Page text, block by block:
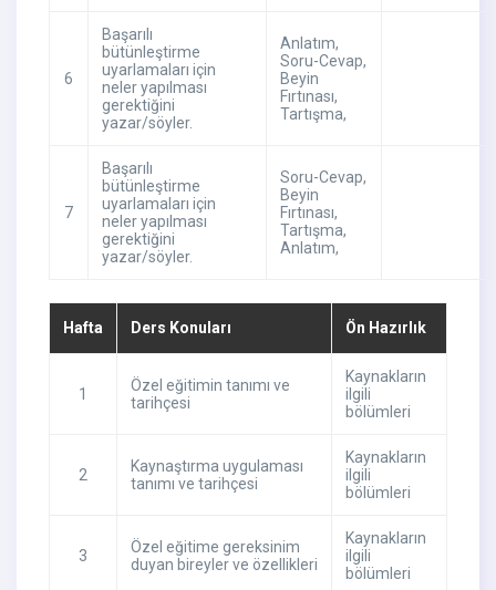
6
Başarılı
bütünleştirme
uyarlamaları için
neler yapılması
gerektiğini
yazar/söyler.
Anlatım,
Soru-Cevap,
Beyin
Fırtınası,
Tartışma,
7
Başarılı
bütünleştirme
uyarlamaları için
neler yapılması
gerektiğini
yazar/söyler.
Soru-Cevap,
Beyin
Fırtınası,
Tartışma,
Anlatım,
Hafta Ders Konuları Ön Hazırlık
1
Özel eğitimin tanımı ve
tarihçesi
Kaynakların
ilgili
bölümleri
2
Kaynaştırma uygulaması
tanımı ve tarihçesi
Kaynakların
ilgili
bölümleri
3
Özel eğitime gereksinim
duyan bireyler ve özellikleri
Kaynakların
ilgili
bölümleri